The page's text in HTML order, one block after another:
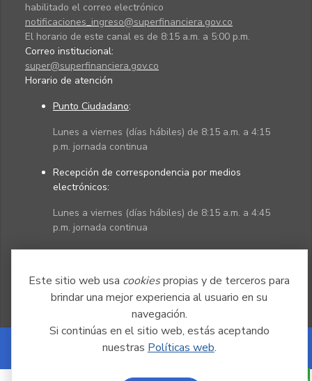
Este sitio web usa cookiespropias y de terceros para
brindar una mejor experiencia al usuario en su
navegación.
Si continúas en el sitio web, estás aceptando
nuestras Políticas web.
habilitado el correo electrónico
notificaciones_ingreso@superfinanciera.gov.co
El horario de este canal es de 8:15 a.m. a 5:00 p.m.
Correo institucional:
super@superfinanciera.gov.co
Horario de atención
Punto Ciudadano:
Lunes a viernes (días hábiles) de 8:15 a.m. a 4:15
p.m. jornada continua
Recepción de correspondencia por medios
electrónicos:
Lunes a viernes (días hábiles) de 8:15 a.m. a 4:45
p.m. jornada continua
Powered by Nexura